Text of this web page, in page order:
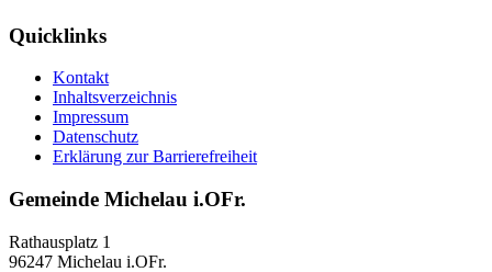
Quicklinks
Kontakt
Inhaltsverzeichnis
Impressum
Datenschutz
Erklärung zur Barrierefreiheit
Gemeinde Michelau i.OFr.
Rathausplatz 1
96247 Michelau i.OFr.